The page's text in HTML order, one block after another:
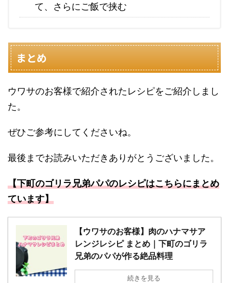
て、さらにご飯で挟む
まとめ
ウワサのお客様で紹介されたレシピをご紹介しまし
た。
ぜひご参考にしてくださいね。
最後までお読みいただきありがとうございました。
【下町のゴリラ兄弟パパのレシピはこちらにまとめ
ています】
【ウワサのお客様】肉のハナマサア
レンジレシピ まとめ｜下町のゴリラ
兄弟のパパが作る絶品料理
続きを見る